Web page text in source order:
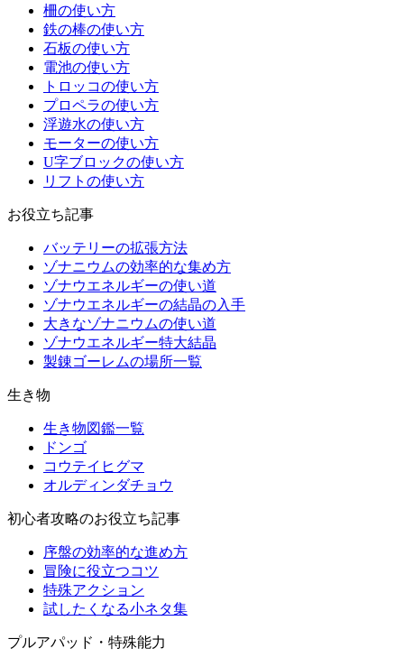
柵の使い方
鉄の棒の使い方
石板の使い方
電池の使い方
トロッコの使い方
プロペラの使い方
浮遊水の使い方
モーターの使い方
U字ブロックの使い方
リフトの使い方
お役立ち記事
バッテリーの拡張方法
ゾナニウムの効率的な集め方
ゾナウエネルギーの使い道
ゾナウエネルギーの結晶の入手
大きなゾナニウムの使い道
ゾナウエネルギー特大結晶
製錬ゴーレムの場所一覧
生き物
生き物図鑑一覧
ドンゴ
コウテイヒグマ
オルディンダチョウ
初心者攻略のお役立ち記事
序盤の効率的な進め方
冒険に役立つコツ
特殊アクション
試したくなる小ネタ集
プルアパッド・特殊能力